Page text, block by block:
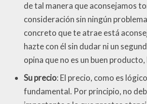
de tal manera que aconsejamos
consideración sin ningún
concreto que te atrae está
hazte con él sin dudar ni un
opina que no es un buen
Su precio: El precio, como es
fundamental. Por principio, no